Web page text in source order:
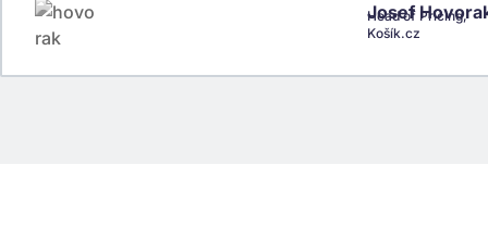
Josef
Head of Pricing,
Košík.cz